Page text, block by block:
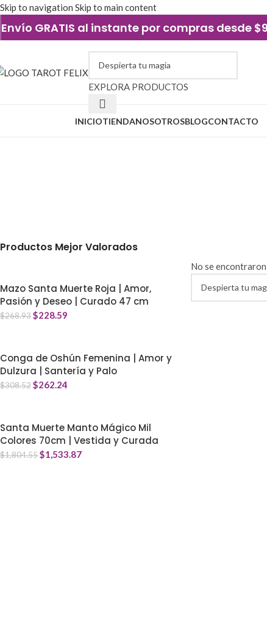
Skip to navigation Skip to main content
Envío GRATIS al instante por compras desde
EXPLORA PRODUCTOS
INICIOTIENDANOSOTROSBLOGCONTACTO
Productos Mejor Valorados
Mazo Santa Muerte Roja | Amor,
Pasión y Deseo | Curado 47 cm
$268.93$228.59
Conga de Oshún Femenina | Amor y
Dulzura | Santería y Palo
$308.52$262.24
Santa Muerte Manto Mágico Mil
Colores 70cm | Vestida y Curada
$1,804.55$1,533.87
No se